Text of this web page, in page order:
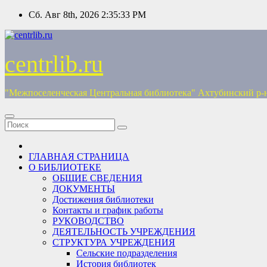
Перейти
содержимому
Сб. Авг 8th, 2026 2:35:34 PM
centrlib.ru
"Межпоселенческая Центральная библиотека" Ахтубинский р-
ГЛАВНАЯ СТРАНИЦА
О БИБЛИОТЕКЕ
ОБЩИЕ СВЕДЕНИЯ
ДОКУМЕНТЫ
Достижения библиотеки
Контакты и график работы
РУКОВОДСТВО
ДЕЯТЕЛЬНОСТЬ УЧРЕЖДЕНИЯ
СТРУКТУРА УЧРЕЖДЕНИЯ
Сельские подразделения
История библиотек